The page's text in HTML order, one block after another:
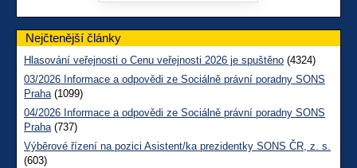
Nejčtenější články
Hlasování veřejnosti o Cenu veřejnosti 2026 je spuštěno (4324)
03/2026 Informace a odpovědi ze Sociálně právní poradny SONS
Praha(1099)
04/2026 Informace a odpovědi ze Sociálně právní poradny SONS
Praha(737)
Výběrové řízení na pozici Asistent/ka prezidentky SONS ČR, z. s.
(603)